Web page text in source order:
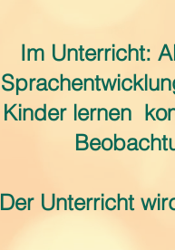
Im Unterricht:
Kinder lernen
Der Unterricht